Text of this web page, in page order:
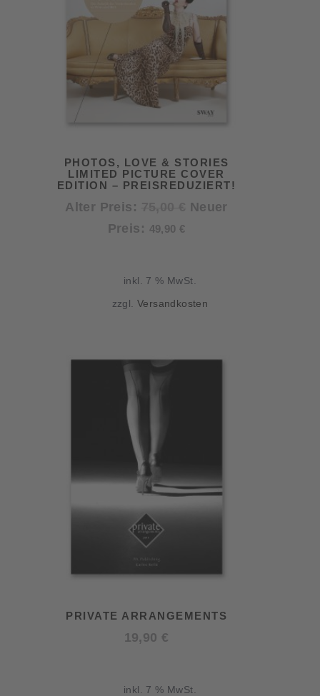
PHOTOS, LOVE & STORIES
LIMITED PICTURE COVER
EDITION – PREISREDUZIERT!
Alter Preis:
Ursprünglicher
Neuer
Preis: 49,90 €Aktueller
inkl. 7 % MwSt.
zzgl.Versandkosten
PRIVATE ARRANGEMENTS
19,90 €
inkl. 7 % MwSt.